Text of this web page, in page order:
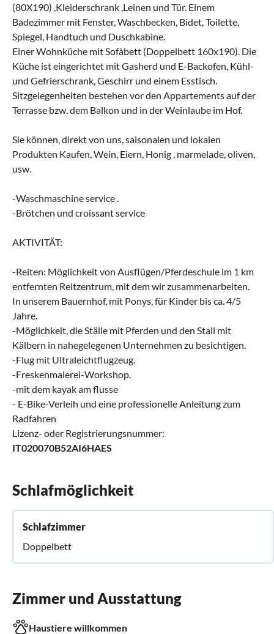
(80X190) ,Kleiderschrank ,Leinen und Tür. Einem
Badezimmer mit Fenster, Waschbecken, Bidet, Toilette,
Spiegel, Handtuch und Duschkabine.
Einer Wohnküche mit Sofàbett (Doppelbett 160x190). Die
Küche ist eingerichtet mit Gasherd und E-Backofen, Kühl-
und Gefrierschrank, Geschirr und einem Esstisch.
Sitzgelegenheiten bestehen vor den Appartements auf der
Terrasse bzw. dem Balkon und in der Weinlaube im Hof.
Sie können, direkt von uns, saisonalen und lokalen
Produkten Kaufen, Wein, Eiern, Honig , marmelade, oliven,
usw.
-Waschmaschine service .
-Brötchen und croissant service
AKTIVITÄT:
-Reiten: Möglichkeit von Ausflügen/Pferdeschule im 1 km
entfernten Reitzentrum, mit dem wir zusammenarbeiten.
In unserem Bauernhof, mit Ponys, für Kinder bis ca. 4/5
Jahre.
-Möglichkeit, die Ställe mit Pferden und den Stall mit
Kälbern in nahegelegenen Unternehmen zu besichtigen.
-Flug mit Ultraleichtflugzeug.
-Freskenmalerei-Workshop.
-mit dem kayak am flusse
- E-Bike-Verleih und eine professionelle Anleitung zum
Radfahren
Lizenz- oder Registrierungsnummer:
IT020070B52AI6HAES
Schlafmöglichkeit
Schlafzimmer
Doppelbett
Zimmer und Ausstattung
Haustiere willkommen